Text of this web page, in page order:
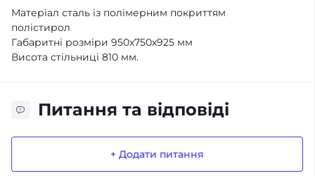
Матеріал сталь із полімерним покриттям
полістирол
Габаритні розміри 950х750х925 мм
Висота стільниці 810 мм.
Питання та відповіді
+ Додати питання